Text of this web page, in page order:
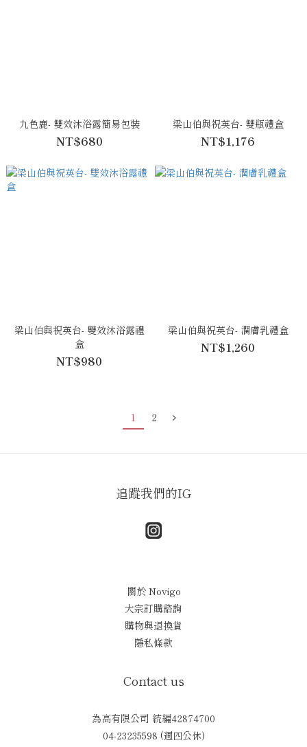
九色鹿- 雙效沐浴露簡易包裝
NT$680
梁山伯與祝英台- 雙瓶禮盒
NT$1,176
梁山伯與祝英台- 雙效沐浴露禮
盒
NT$980
梁山伯與祝英台- 潤膚乳禮盒
NT$1,260
1 2
追蹤我們的IG
關於 Novigo
大宗訂購諮詢
購物與退換貨
隱私條款
Contact us
為高有限公司 統編42874700
04-23235598 (週四公休)